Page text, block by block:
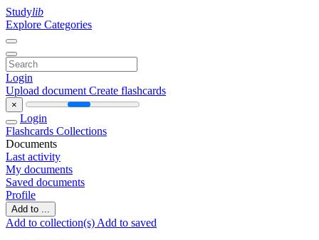
Studylib
Explore Categories
Login
Upload document Create flashcards
×
Login
Flashcards Collections
Documents
Last activity
My documents
Saved documents
Profile
Add to ...
Add to collection(s) Add to saved